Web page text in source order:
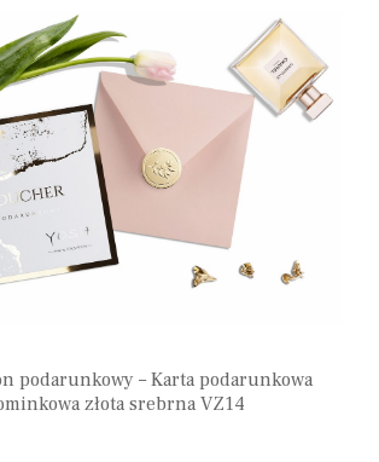
podarunkowy – Karta podarunkowa
złota srebrna VZ14